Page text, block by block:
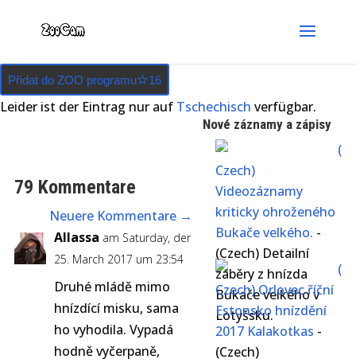
Přidat do ZOO programu 16
Leider ist der Eintrag nur auf Tschechisch verfügbar.
Nové záznamy a zápisy
(
Czech)
Videozáznamy
kriticky ohroženého
Bukače velkého. -
(Czech) Detailní
záběry z hnízda
Bukače velkého v
Lotyšsku.
(
Czech) Orlovec říční
Estonsko hnízdění
2017 Kalakotkas -
(Czech)
79 Kommentare
Neuere Kommentare →
Allassa am Saturday, der
25. March 2017 um 23:54
Druhé mládě mimo
hnízdící misku, sama
ho vyhodila. Vypadá
hodně vyčerpaně,